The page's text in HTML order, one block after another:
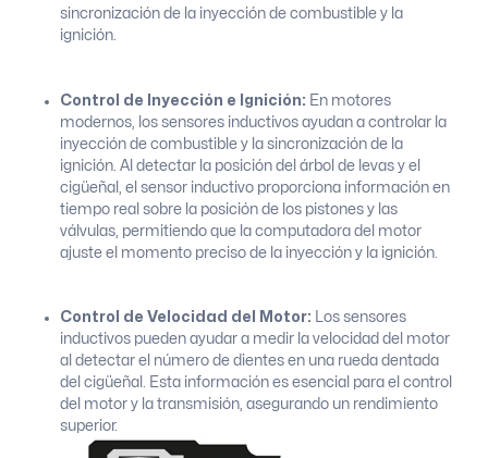
sincronización de la inyección de combustible y la
ignición.
Control de Inyección e Ignición: En motores
modernos, los sensores inductivos ayudan a controlar la
inyección de combustible y la sincronización de la
ignición. Al detectar la posición del árbol de levas y el
cigüeñal, el sensor inductivo proporciona información en
tiempo real sobre la posición de los pistones y las
válvulas, permitiendo que la computadora del motor
ajuste el momento preciso de la inyección y la ignición.
Control de Velocidad del Motor: Los sensores
inductivos pueden ayudar a medir la velocidad del motor
al detectar el número de dientes en una rueda dentada
del cigüeñal. Esta información es esencial para el control
del motor y la transmisión, asegurando un rendimiento
superior.